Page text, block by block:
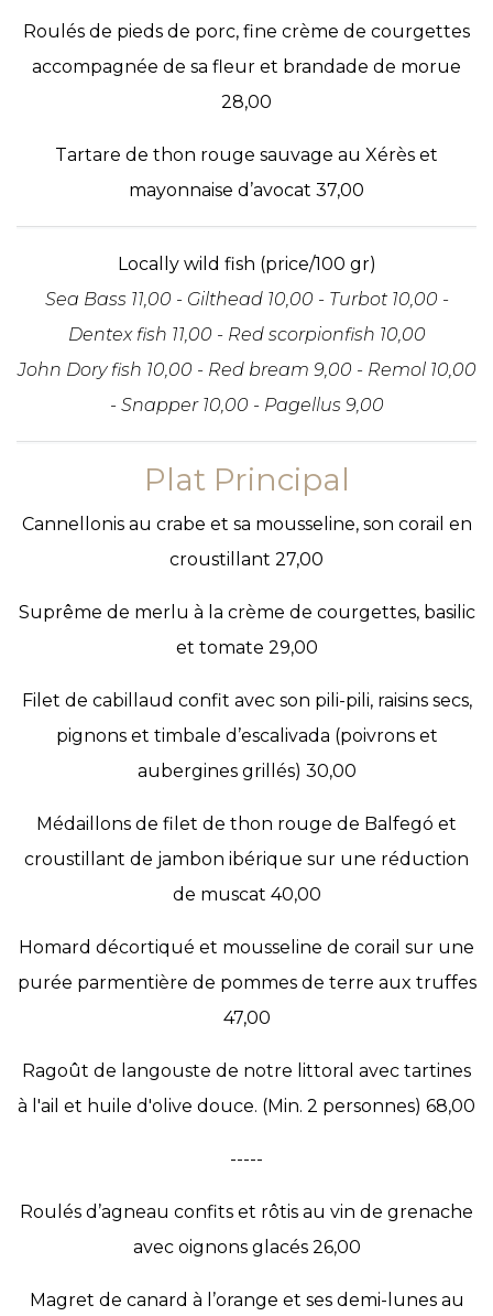
Roulés de pieds de porc, fine crème de courgettes
accompagnée de sa fleur et brandade de morue
28,00
Tartare de thon rouge sauvage au Xérès et
mayonnaise d’avocat 37,00
Locally wild fish (price/100 gr)
Sea Bass 11,00 - Gilthead 10,00 - Turbot 10,00 -
Dentex fish 11,00 - Red scorpionfish 10,00
John Dory fish 10,00 - Red bream 9,00 - Remol 10,00
- Snapper 10,00 - Pagellus 9,00
Plat Principal
Cannellonis au crabe et sa mousseline, son corail en
croustillant 27,00
Suprême de merlu à la crème de courgettes, basilic
et tomate 29,00
Filet de cabillaud confit avec son pili-pili, raisins secs,
pignons et timbale d’escalivada (poivrons et
aubergines grillés) 30,00
Médaillons de filet de thon rouge de Balfegó et
croustillant de jambon ibérique sur une réduction
de muscat 40,00
Homard décortiqué et mousseline de corail sur une
purée parmentière de pommes de terre aux truffes
47,00
Ragoût de langouste de notre littoral avec tartines
à l'ail et huile d'olive douce. (Min. 2 personnes) 68,00
-----
Roulés d’agneau confits et rôtis au vin de grenache
avec oignons glacés 26,00
Magret de canard à l’orange et ses demi-lunes au